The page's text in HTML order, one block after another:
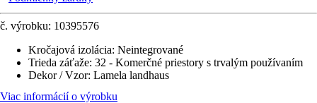
č. výrobku: 10395576
Kročajová izolácia: Neintegrované
Trieda záťaže: 32 - Komerčné priestory s trvalým používaním
Dekor / Vzor: Lamela landhaus
Viac informácií o výrobku